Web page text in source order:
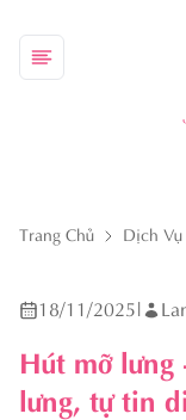
Trang Chủ Dịch Vụ
18/11/2025|
Hút mỡ lưng
lưng, tự tin